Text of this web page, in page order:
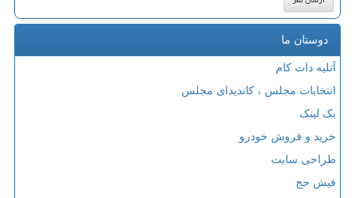
دوستان ما
آتلیه دات کام
انتخابات مجلس ، کاندیدای مجلس
بک لینک
خرید و فروش خودرو
طراحی سایت
فیش حج